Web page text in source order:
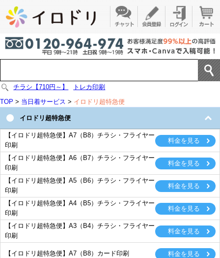
チラシ【710円～】
トレカ印刷
TOP > 当日着サービス > イロドリ超特急便
イロドリ超特急便
【イロドリ超特急便】A7（B8）チラシ・フライヤー
印刷
【イロドリ超特急便】A6（B7）チラシ・フライヤー
印刷
【イロドリ超特急便】A5（B6）チラシ・フライヤー
印刷
【イロドリ超特急便】A4（B5）チラシ・フライヤー
印刷
【イロドリ超特急便】A3（B4）チラシ・フライヤー
印刷
【イロドリ超特急便】A7（B8）カード印刷